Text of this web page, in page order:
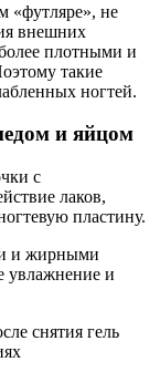
«футляре», не
внешних
плотными и
такие
ногтей.
и яйцом
с
лаков,
пластину.
и жирными
увлажнение и